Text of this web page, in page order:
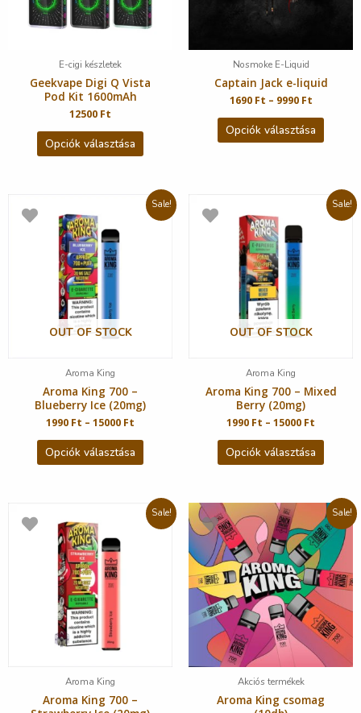
E-cigi készletek
Geekvape Digi Q Vista
Pod Kit 1600mAh
12500 Ft
Opciók választása
Nosmoke E-Liquid
Captain Jack e-liquid
1690 Ft – 9990 Ft
Opciók választása
Sale!
OUT OF STOCK
Aroma King
Aroma King 700 –
Blueberry Ice (20mg)
1990 Ft – 15000 Ft
Opciók választása
Sale!
OUT OF STOCK
Aroma King
Aroma King 700 – Mixed
Berry (20mg)
1990 Ft – 15000 Ft
Opciók választása
Sale!
Aroma King
Aroma King 700 –
Sale!
Akciós termékek
Aroma King csomag